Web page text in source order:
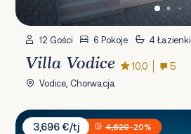
12 Gości 6 Pokoje 4 Łazienki
Villa Vodice 10.0 5
Vodice, Chorwacja
Villa Skradin
3,696 €/tj
4,620-20%